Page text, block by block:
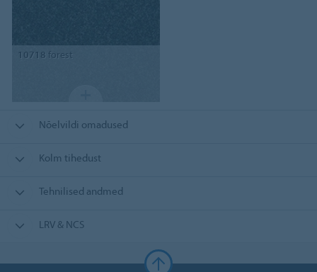
10718 forest
Nõelvildi omadused
Kolm tihedust
Tehnilised andmed
LRV & NCS